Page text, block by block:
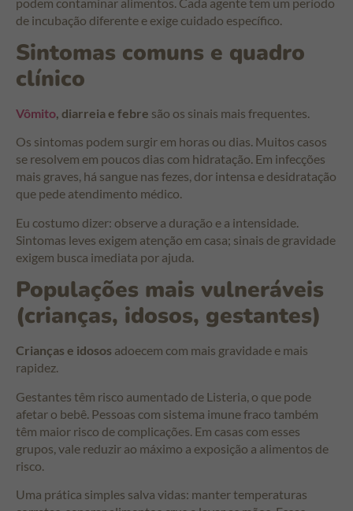
de incubação diferente e exige cuidado específico.
Sintomas comuns e quadro
clínico
Vômito, diarreia e febre são os sinais mais frequentes.
Os sintomas podem surgir em horas ou dias. Muitos casos
se resolvem em poucos dias com hidratação. Em infecções
mais graves, há sangue nas fezes, dor intensa e desidratação
que pede atendimento médico.
Eu costumo dizer: observe a duração e a intensidade.
Sintomas leves exigem atenção em casa; sinais de gravidade
exigem busca imediata por ajuda.
Populações mais vulneráveis
(crianças, idosos, gestantes)
Crianças e idosos adoecem com mais gravidade e mais
rapidez.
Gestantes têm risco aumentado de Listeria, o que pode
afetar o bebê. Pessoas com sistema imune fraco também
têm maior risco de complicações. Em casas com esses
grupos, vale reduzir ao máximo a exposição a alimentos de
risco.
Uma prática simples salva vidas: manter temperaturas